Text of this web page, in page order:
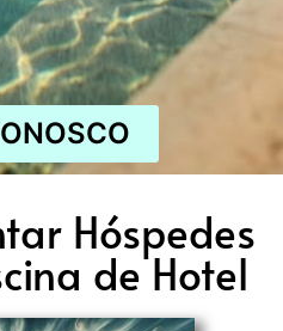
Hóspedes
de Hotel